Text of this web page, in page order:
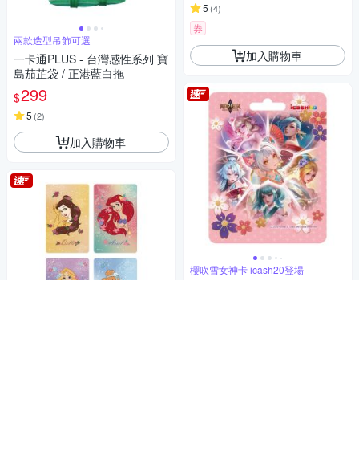
兩款造型吊飾可選
一卡通PLUS - 台灣感性系列 寶
島茄芷袋 / 正港藍白拖
$299
5 (2)
加入購物車
5 (4)
券
加入購物車
櫻吹雪女神卡 icash20登場